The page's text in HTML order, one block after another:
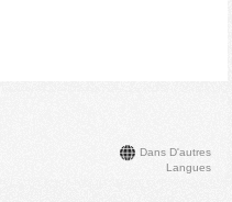
Dans D'autres
Langues